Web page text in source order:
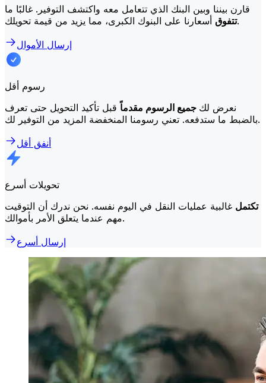
قارن بيننا وبين البنك الذي تتعامل معه واكتشف التوفير. غالبًا ما
تتفوقأسعارنا على البنوك الكبرى، مما يزيد من قيمة تحويلك.
إرسال الأموال
رسوم أقل
نعرض لك جميع الرسوم مقدماًقبل تأكيد التحويل حتى تعرف
بالضبط ما ستدفعه. تعني رسومنا المنخفضة المزيد من التوفير لك.
أنفق أقل
تحويلات أسرع
تكتمل غالبية عمليات النقل في اليوم نفسه. نحن ندرك أن التوقيت
مهم عندما يتعلق الأمر بأموالك.
إرسال أسرع